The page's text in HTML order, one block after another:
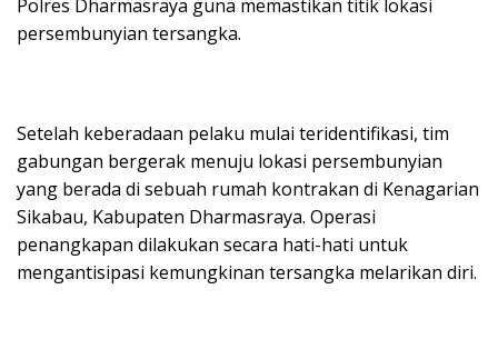
Polres Dharmasraya guna memastikan titik lokasi
persembunyian tersangka.
Setelah keberadaan pelaku mulai teridentifikasi, tim
gabungan bergerak menuju lokasi persembunyian
yang berada di sebuah rumah kontrakan di Kenagarian
Sikabau, Kabupaten Dharmasraya. Operasi
penangkapan dilakukan secara hati-hati untuk
mengantisipasi kemungkinan tersangka melarikan diri.